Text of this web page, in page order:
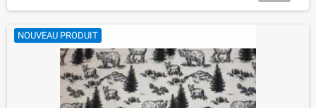
NOUVEAU PRODUIT